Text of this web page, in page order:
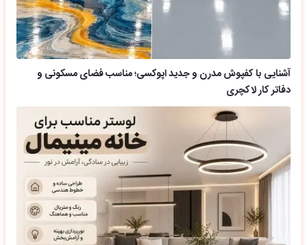
آشنایی با کفپوش مدرن و جدید اپوکسی؛ مناسب فضای مسکونی و
دفاتر کار لاکچری